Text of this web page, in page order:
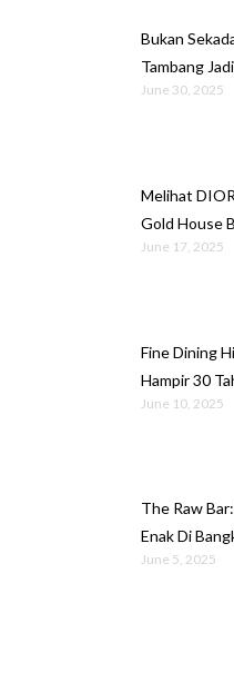
Bukan
Tambang
June 30, 2025
Melihat
Gold House
June 17, 2025
Fine Dining
Hampir 30
June 10, 2025
The Raw
Enak Di
June 5, 2025